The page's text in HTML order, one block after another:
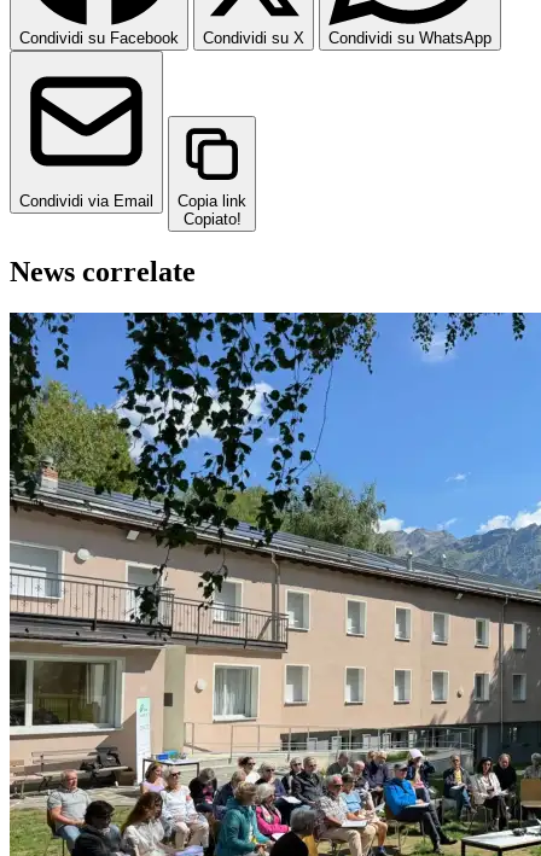
Condividi su Facebook Condividi su X Condividi su WhatsApp
Condividi via Email
Copia link
Copiato!
News correlate